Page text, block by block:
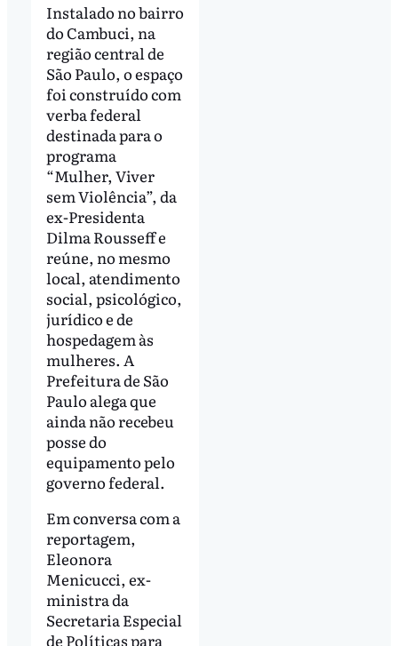
Instalado no bairro
do Cambuci, na
região central de
São Paulo, o espaço
foi construído com
verba federal
destinada para o
programa
“Mulher, Viver
sem Violência”, da
ex-Presidenta
Dilma Rousseff e
reúne, no mesmo
local, atendimento
social, psicológico,
jurídico e de
hospedagem às
mulheres. A
Prefeitura de São
Paulo alega que
ainda não recebeu
posse do
equipamento pelo
governo federal.
Em conversa com a
reportagem,
Eleonora
Menicucci, ex-
ministra da
Secretaria Especial
de Políticas para